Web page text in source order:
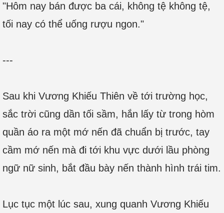
"Hôm nay bán được ba cái, không tệ không tệ,
tối nay có thể uống rượu ngon."
---
Sau khi Vương Khiếu Thiên về tới trường học,
sắc trời cũng dần tối sầm, hắn lấy từ trong hòm
quần áo ra một mớ nến đã chuẩn bị trước, tay
cầm mớ nến mà đi tới khu vực dưới lầu phòng
ngữ nữ sinh, bắt đầu bày nến thành hình trái tim.
Lục tục một lúc sau, xung quanh Vương Khiếu